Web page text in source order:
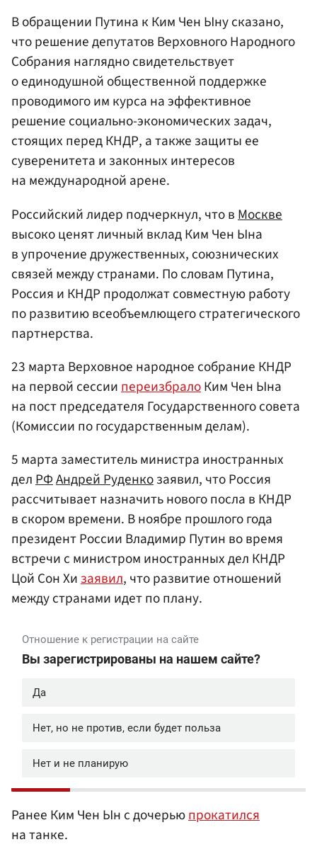
В обращении Путина к Ким Чен Ыну сказано,
что решение депутатов Верховного Народного
Собрания наглядно свидетельствует
о единодушной общественной поддержке
проводимого им курса на эффективное
решение социально-экономических задач,
стоящих перед КНДР, а также защиты ее
суверенитета и законных интересов
на международной арене.
Российский лидер подчеркнул, что в Москве
высоко ценят личный вклад Ким Чен Ына
в упрочение дружественных, союзнических
связей между странами. По словам Путина,
Россия и КНДР продолжат совместную работу
по развитию всеобъемлющего стратегического
партнерства.
23 марта Верховное народное собрание КНДР
на первой сессиипереизбралоКим Чен Ына
на пост председателя Государственного совета
(Комиссии по государственным делам).
5 марта заместитель министра иностранных
делРФАндрей Руденкозаявил, что Россия
рассчитывает назначить нового посла в КНДР
в скором времени. В ноябре прошлого года
президент России Владимир Путин во время
встречи с министром иностранных дел КНДР
Цой Сон Хизаявил, что развитие отношений
между странами идет по плану.
Ранее Ким Чен Ын с дочерьюпрокатился
на танке.